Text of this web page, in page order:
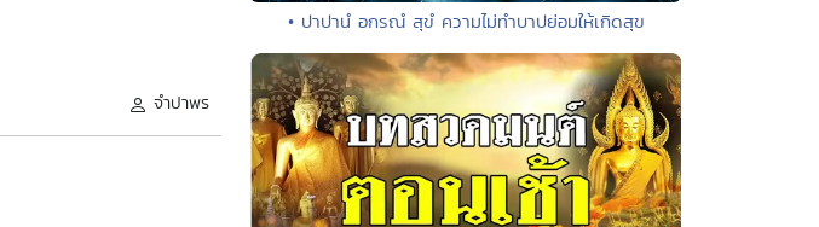
จำปาพร
• ปาปานํ อกรณํ สุขํ ความไม่ทำบาปย่อมให้เกิดสุข